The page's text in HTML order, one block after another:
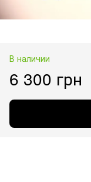
В наличии
6 300 грн